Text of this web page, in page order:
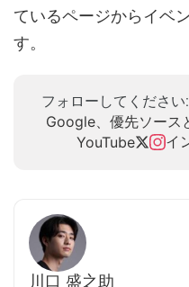
ているページからイベ
す。
フォローしてください:
Google、優先ソース
YouTube
イ
川口 盛之助